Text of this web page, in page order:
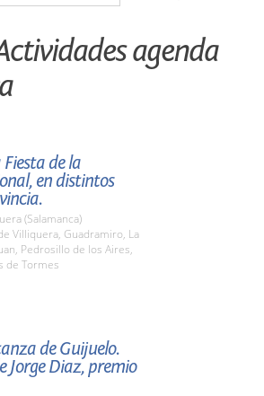
agenda
de la
en distintos
(Salamanca)
Villiquera, Guadramiro, La
Pedrosillo de los Aires,
de Tormes
de Guijuelo.
Jorge Diaz, premio